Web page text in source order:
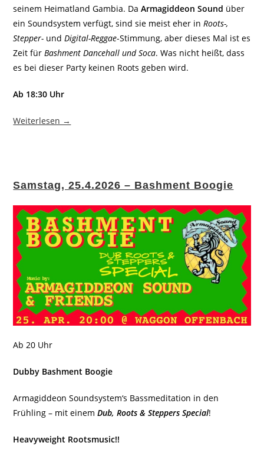
seinem Heimatland Gambia. DaArmagiddeon Sound über
ein Soundsystem verfügt, sind sie meist eher in Roots-,
Stepper- und Digital-Reggae-Stimmung, aber dieses Mal ist es
Zeit für Bashment Dancehall und Soca. Was nicht heißt, dass
es bei dieser Party keinen Roots geben wird.
Ab 18:30 Uhr
Weiterlesen →
Samstag, 25.4.2026 – Bashment Boogie
Ab 20 Uhr
Dubby Bashment Boogie
Armagiddeon Soundsystem‘s Bassmeditation in den
Frühling – mit einemDub, Roots & Steppers Special!
Heavyweight Rootsmusic!!